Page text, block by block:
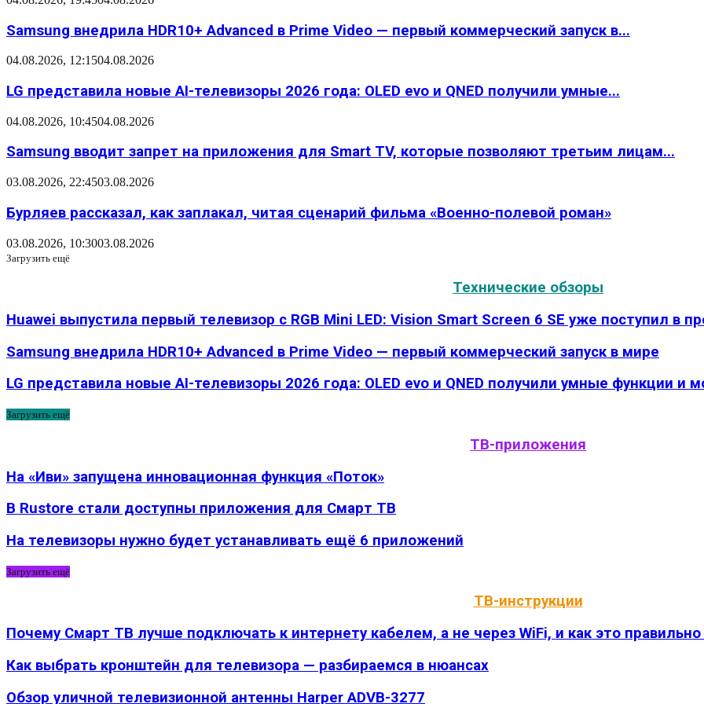
Samsung внедрила HDR10+ Advanced в Prime Video — первый коммерческий запуск в...
04.08.2026, 12:1504.08.2026
LG представила новые AI-телевизоры 2026 года: OLED evo и QNED получили умные...
04.08.2026, 10:4504.08.2026
Samsung вводит запрет на приложения для Smart TV, которые позволяют третьим лицам...
03.08.2026, 22:4503.08.2026
Бурляев рассказал, как заплакал, читая сценарий фильма «Военно-полевой роман»
03.08.2026, 10:3003.08.2026
Загрузить ещё
Технические обзоры
Huawei выпустила первый телевизор с RGB Mini LED: Vision Smart Screen 6 SE уже поступил в
Samsung внедрила HDR10+ Advanced в Prime Video — первый коммерческий запуск в мире
LG представила новые AI-телевизоры 2026 года: OLED evo и QNED получили умные функции
Загрузить ещё
ТВ-приложения
На «Иви» запущена инновационная функция «Поток»
В Rustore стали доступны приложения для Смарт ТВ
На телевизоры нужно будет устанавливать ещё 6 приложений
Загрузить ещё
ТВ-инструкции
Почему Смарт ТВ лучше подключать к интернету кабелем, а не через WiFi, и как это
Как выбрать кронштейн для телевизора — разбираемся в нюансах
Обзор уличной телевизионной антенны Harper ADVB-3277